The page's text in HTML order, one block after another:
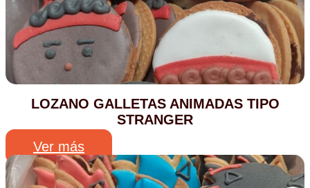
LOZANO GALLETAS ANIMADAS TIPO
STRANGER
Ver más